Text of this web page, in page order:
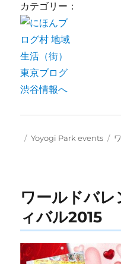
カテゴリー：
Posted
Categories
Yoyogi Park events
ワールドバ
ィバル2015